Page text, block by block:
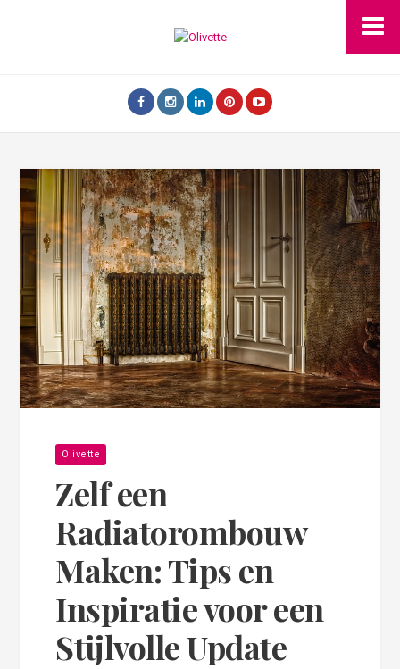
Olivette
Zelf een
Radiatorombouw
Maken: Tips en
Inspiratie voor een
Stijlvolle Update